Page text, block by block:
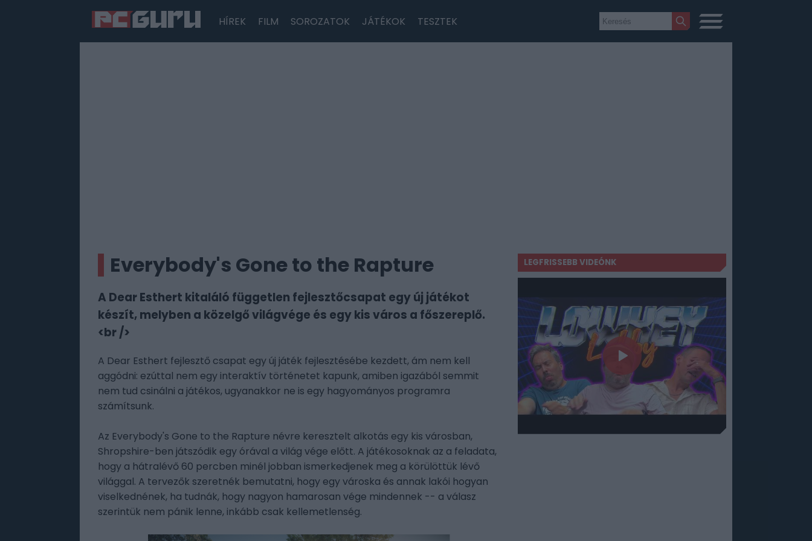
HÍREK FILM SOROZATOK JÁTÉKOK TESZTEK
Everybody's Gone to the Rapture
A Dear Esthert kitaláló független fejlesztőcsapat egy új játékot
készít, melyben a közelgő világvége és egy kis város a főszereplő.
<br />
A Dear Esthert fejlesztő csapat egy új játék fejlesztésébe kezdett, ám nem kell
aggódni: ezúttal nem egy interaktív történetet kapunk, amiben igazából semmit
nem tud csinálni a játékos, ugyanakkor ne is egy hagyományos programra
számítsunk.
Az Everybody's Gone to the Rapture névre keresztelt alkotás egy kis városban,
Shropshire-ben játszódik egy órával a világ vége előtt. A játékosoknak az a feladata,
hogy a hátralévő 60 percben minél jobban ismerkedjenek meg a körülöttük lévő
világgal. A tervezők szeretnék bemutatni, hogy egy városka és annak lakói hogyan
viselkednének, ha tudnák, hogy nagyon hamarosan vége mindennek -- a válasz
szerintük nem pánik lenne, inkább csak kellemetlenség.
LEGFRISSEBB VIDEÓNK